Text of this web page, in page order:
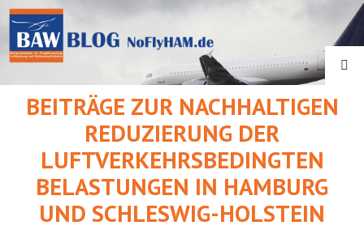
Springe
zum
Inhalt
BEITRÄGE ZUR NACHHALTIGEN
REDUZIERUNG DER
LUFTVERKEHRSBEDINGTEN
BELASTUNGEN IN HAMBURG
UND SCHLESWIG-HOLSTEIN